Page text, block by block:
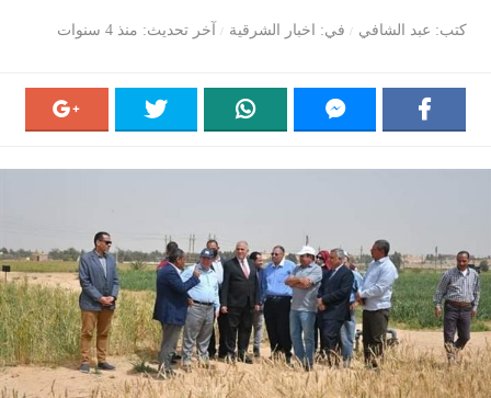
كتب عبد الشافي في اخبار الشرقية آخر تحديث منذ 4 سنوات